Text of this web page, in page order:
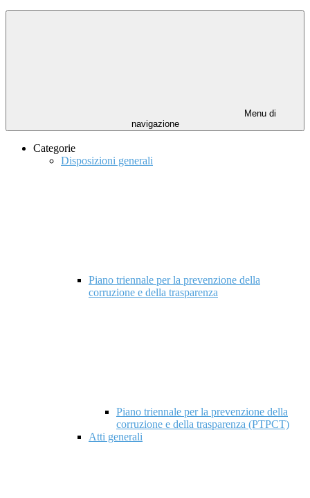
Menu di
navigazione
Categorie
Disposizioni generali
Piano triennale per la prevenzione della
corruzione e della trasparenza
Piano triennale per la prevenzione della
corruzione e della trasparenza (PTPCT)
Atti generali